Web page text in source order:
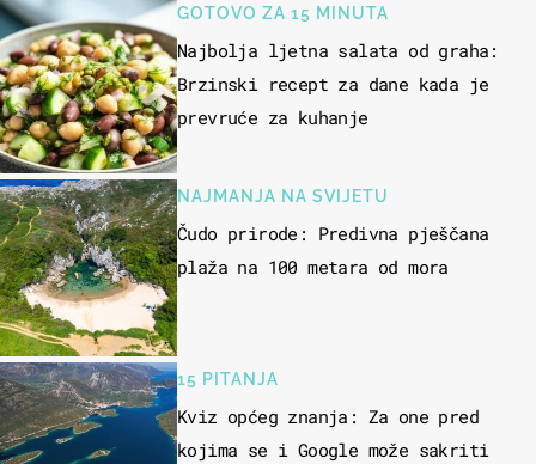
GOTOVO ZA 15 MINUTA
Najbolja ljetna salata od graha:
Brzinski recept za dane kada je
prevruće za kuhanje
NAJMANJA NA SVIJETU
Čudo prirode: Predivna pješčana
plaža na 100 metara od mora
15 PITANJA
Kviz općeg znanja: Za one pred
kojima se i Google može sakriti